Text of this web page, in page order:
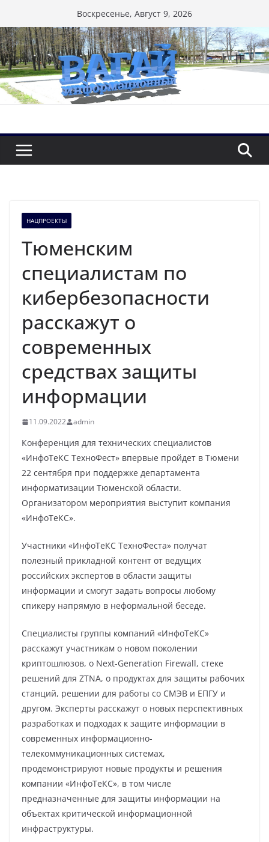
к
содержимому
Воскресенье, Август 9, 2026
НАЦПРОЕКТЫ
Тюменским
специалистам по
кибербезопасности
расскажут о
современных
средствах защиты
информации
11.09.2022 admin
Конференция для технических специалистов
«ИнфоТеКС ТехноФест» впервые пройдет в Тюмени
22 сентября при поддержке департамента
информатизации Тюменской области.
Организатором мероприятия выступит компания
«ИнфоТеКС».
Участники «ИнфоТеКС ТехноФеста» получат
полезный прикладной контент от ведущих
российских экспертов в области защиты
информации и смогут задать вопросы любому
спикеру напрямую в неформальной беседе.
Специалисты группы компаний «ИнфоТеКС»
расскажут участникам о новом поколении
криптошлюзов, о Next-Generation Firewall, стеке
решений для ZTNA, о продуктах для защиты рабочих
станций, решении для работы со СМЭВ и ЕПГУ и
другом. Эксперты расскажут о новых перспективных
разработках и подходах к защите информации в
современных информационно-
телекоммуникационных системах,
продемонстрируют новые продукты и решения
компании «ИнфоТеКС», в том числе
предназначенные для защиты информации на
объектах критической информационной
инфраструктуры.